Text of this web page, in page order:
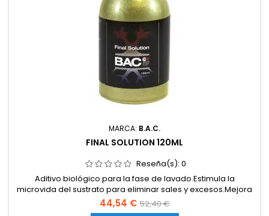
MARCA: B.A.C.
FINAL SOLUTION 120ML
Reseña(s): 0
Aditivo biológico para la fase de lavado.Estimula la
microvida del sustrato para eliminar sales y excesos.Mejora
el sabor, aroma y calidad final de la cosecha.Facilita una
limpieza rápida y eficaz de raíces.Apto para tierra, coco e
44,54 € 52,40 €